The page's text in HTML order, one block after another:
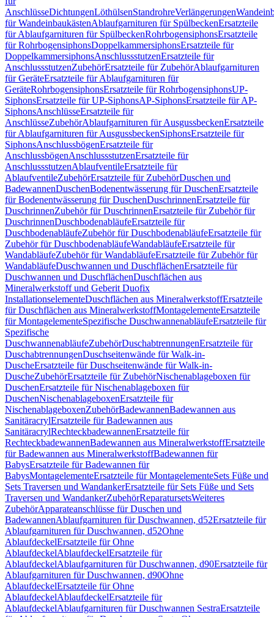
AnschlüsseDichtungenLöthülsenStandrohreVerlängerungen
für WandeinbaukästenAblaufgarnituren für SpülbeckenErsatzteile
für Ablaufgarnituren für SpülbeckenRohrbogensiphonsErsatzteile
für RohrbogensiphonsDoppelkammersiphonsErsatzteile für
DoppelkammersiphonsAnschlussstutzenErsatzteile für
AnschlussstutzenZubehörErsatzteile für ZubehörAblaufgarnituren
für GeräteErsatzteile für Ablaufgarnituren für
GeräteRohrbogensiphonsErsatzteile für RohrbogensiphonsUP-
SiphonsErsatzteile für UP-SiphonsAP-SiphonsErsatzteile für AP-
SiphonsAnschlüsseErsatzteile für
AnschlüsseZubehörAblaufgarnituren für AusgussbeckenErsatzteile
für Ablaufgarnituren für AusgussbeckenSiphonsErsatzteile für
SiphonsAnschlussbögenErsatzteile für
AnschlussbögenAnschlussstutzenErsatzteile für
AnschlussstutzenAblaufventileErsatzteile für
AblaufventileZubehörErsatzteile für ZubehörDuschen und
BadewannenDuschenBodenentwässerung für DuschenErsatzteile
für Bodenentwässerung für DuschenDuschrinnenErsatzteile für
DuschrinnenZubehör für DuschrinnenErsatzteile für Zubehör für
DuschrinnenDuschbodenabläufeErsatzteile für
DuschbodenabläufeZubehör für DuschbodenabläufeErsatzteile für
Zubehör für DuschbodenabläufeWandabläufeErsatzteile für
WandabläufeZubehör für WandabläufeErsatzteile für Zubehör für
WandabläufeDuschwannen und DuschflächenErsatzteile für
Duschwannen und DuschflächenDuschflächen aus
Mineralwerkstoff und Geberit Duofix
InstallationselementeDuschflächen aus MineralwerkstoffErsatzteile
für Duschflächen aus MineralwerkstoffMontagelementeErsatzteile
für MontagelementeSpezifische DuschwannenabläufeErsatzteile für
Spezifische
DuschwannenabläufeZubehörDuschabtrennungenErsatzteile für
DuschabtrennungenDuschseitenwände für Walk-in-
DuscheErsatzteile für Duschseitenwände für Walk-in-
DuscheZubehörErsatzteile für ZubehörNischenablageboxen für
DuschenErsatzteile für Nischenablageboxen für
DuschenNischenablageboxenErsatzteile für
NischenablageboxenZubehörBadewannenBadewannen aus
SanitäracrylErsatzteile für Badewannen aus
SanitäracrylRechteckbadewannenErsatzteile für
RechteckbadewannenBadewannen aus MineralwerkstoffErsatzteile
für Badewannen aus MineralwerkstoffBadewannen für
BabysErsatzteile für Badewannen für
BabysMontagelementeErsatzteile für MontagelementeSets Füße und
Sets Traversen und WandankerErsatzteile für Sets Füße und Sets
Traversen und WandankerZubehörReparatursetsWeiteres
ZubehörApparateanschlüsse für Duschen und
BadewannenAblaufgarnituren für Duschwannen, d52Ersatzteile für
Ablaufgarnituren für Duschwannen, d52Ohne
AblaufdeckelErsatzteile für Ohne
AblaufdeckelAblaufdeckelErsatzteile für
AblaufdeckelAblaufgarnituren für Duschwannen, d90Ersatzteile für
Ablaufgarnituren für Duschwannen, d90Ohne
AblaufdeckelErsatzteile für Ohne
AblaufdeckelAblaufdeckelErsatzteile für
AblaufdeckelAblaufgarnituren für Duschwannen SestraErsatzteile